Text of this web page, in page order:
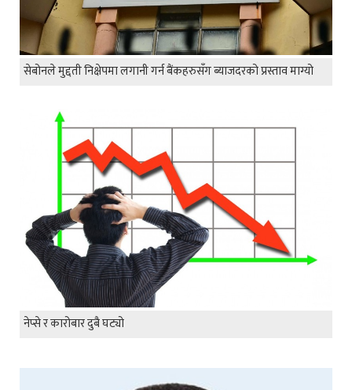
सेबोनले मुद्दती निक्षेपमा लगानी गर्न बैंकहरुसँग ब्याजदरको प्रस्ताव माग्यो
नेप्से र कारोबार दुबै घट्यो